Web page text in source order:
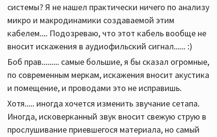
системы? Я не нашел практически ничего по анализу
микро и макродинамики создаваемой этим
кабелем.... Подозреваю, что этот кабель вообще не
вносит искажения в аудиофильский сигнал...... :)
Боб прав......... самые большие, я бы сказал огромные,
по современным меркам, искажения вносит акустика
и помещение, и проводами это не исправишь.
Хотя..... иногда хочется изменить звучание сетапа.
Иногда, исковерканный звук вносит свежую струю в
прослушивание приевшегося материала, но самый